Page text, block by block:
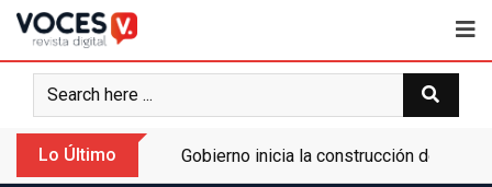
Lo Último Gobierno inicia la construcción de la